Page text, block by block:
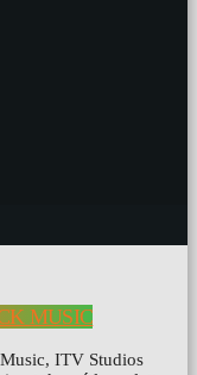
MUSIC
ITV Studios